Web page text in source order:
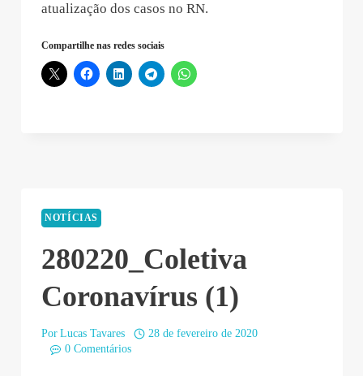
atualização dos casos no RN.
Compartilhe nas redes sociais
NOTÍCIAS
280220_Coletiva
Coronavírus (1)
Por Lucas Tavares
28 de fevereiro de 2020
0 Comentários